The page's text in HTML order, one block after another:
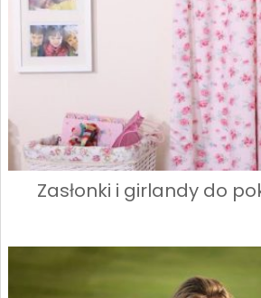
Zasłonki i girlandy do